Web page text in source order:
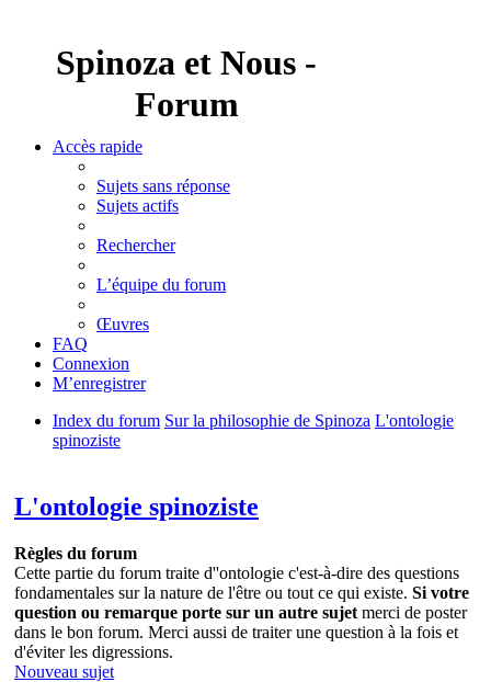
Spinoza et Nous -
Forum
Accès rapide
Sujets sans réponse
Sujets actifs
Rechercher
L’équipe du forum
Œuvres
FAQ
Connexion
M’enregistrer
Index du forum Sur la philosophie de Spinoza L'ontologie
spinoziste
L'ontologie spinoziste
Règles du forum
Cette partie du forum traite d''ontologie c'est-à-dire des questions
fondamentales sur la nature de l'être ou tout ce qui existe. Si votre
question ou remarque porte sur un autre sujet merci de poster
dans le bon forum. Merci aussi de traiter une question à la fois et
d'éviter les digressions.
Nouveau sujet